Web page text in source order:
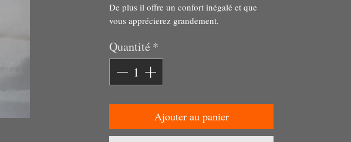
De plus il offre un confort inégalé et que
vous apprécierez grandement.
d'une grande beauté et durabilité.
Quantité *
Ajouter au panier